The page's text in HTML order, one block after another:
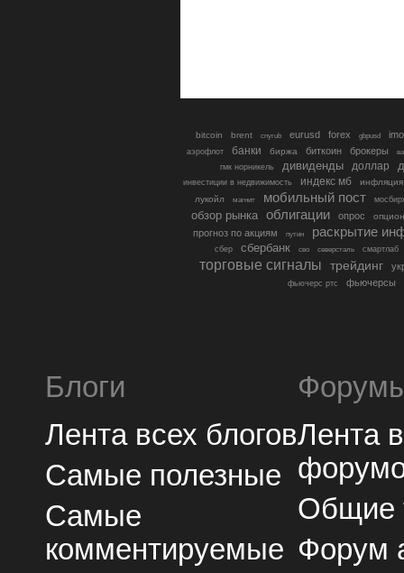
bitcoin brent cnyrub eurusd forex gbpusd
аэрофлот банки биржа биткоин брокеры
гмк норникель
дивиденды доллар
инвестиции в недвижимость индекс мб
инфляция
лукойл
магнит мобильный пост
обзор рынка облигации опрос
прогноз по акциям путин раскрытие
сбер сбербанк сво северсталь смартлаб
торговые сигналы трейдинг
фьючерс ртс фьючерсы
Блоги
Лента всех блогов
Самые полезные
Самые
комментируемые
Лента
Общие
Форум